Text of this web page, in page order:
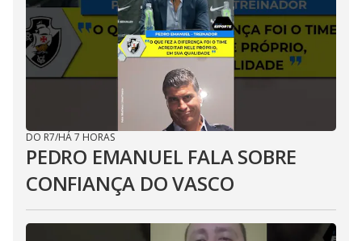
DO R7/HÁ 7 HORAS
PEDRO EMANUEL FALA SOBRE
CONFIANÇA DO VASCO